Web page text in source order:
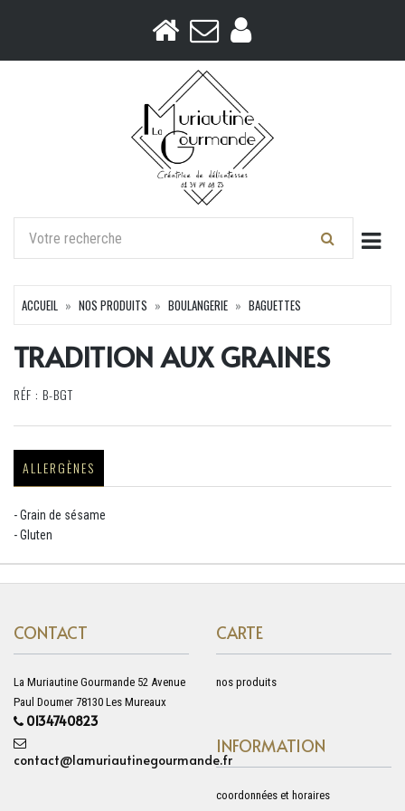
ACCUEIL NOS PRODUITS BOULANGERIE BAGUETTES
TRADITION AUX GRAINES
RÉF : B-BGT
ALLERGÈNES
- Grain de sésame
- Gluten
CONTACT
La Muriautine Gourmande 52 Avenue
Paul Doumer 78130 Les Mureaux
0134740823
contact@lamuriautinegourmande.fr
CARTE
nos produits
INFORMATION
coordonnées et horaires